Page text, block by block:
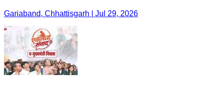
Gariaband, Chhattisgarh | Jul 29, 2026